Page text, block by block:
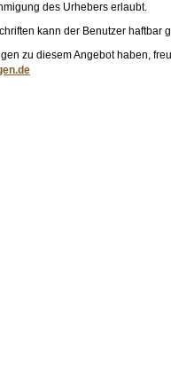
des Urhebers erlaubt.
kann der Benutzer haftbar
zu diesem Angebot haben,